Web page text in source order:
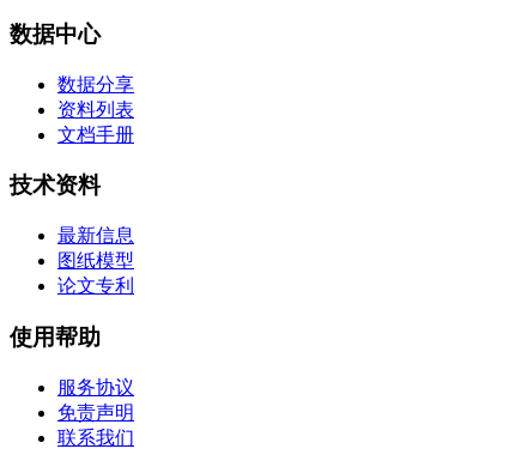
数据中心
数据分享
资料列表
文档手册
技术资料
最新信息
图纸模型
论文专利
使用帮助
服务协议
免责声明
联系我们